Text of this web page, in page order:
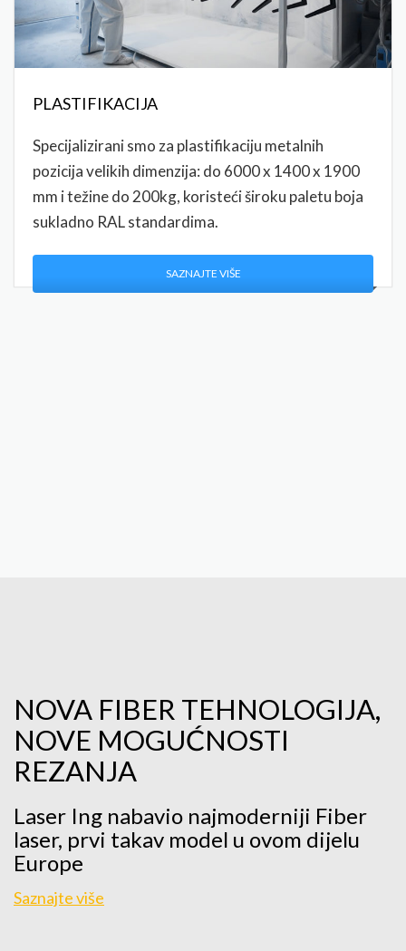
PLASTIFIKACIJA
Specijalizirani smo za plastifikaciju metalnih
pozicija velikih dimenzija: do 6000 x 1400 x 1900
mm i težine do 200kg, koristeći široku paletu boja
sukladno RAL standardima.
SAZNAJTE VIŠE
NOVA FIBER TEHNOLOGIJA,
NOVE MOGUĆNOSTI
REZANJA
Laser Ing nabavio najmoderniji Fiber
laser, prvi takav model u ovom dijelu
Europe
Saznajte više